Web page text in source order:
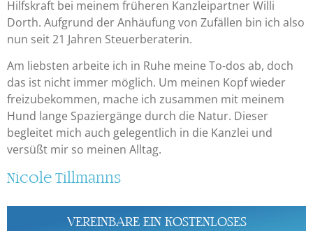
Dorth. Aufgrund der Anhäufung von Zufällen bin ich also
nun seit 21 Jahren Steuerberaterin.
Am liebsten arbeite ich in Ruhe meine To-dos ab, doch
das ist nicht immer möglich. Um meinen Kopf wieder
freizubekommen, mache ich zusammen mit meinem
Hund lange Spaziergänge durch die Natur. Dieser
begleitet mich auch gelegentlich in die Kanzlei und
versüßt mir so meinen Alltag.
Nicole Tillmanns
VEREINBARE EIN KOSTENLOSES